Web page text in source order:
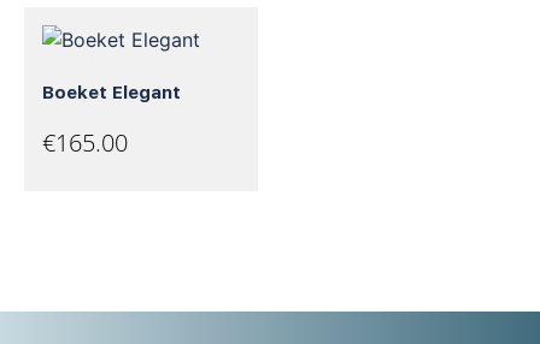
Boeket Elegant
€165.00